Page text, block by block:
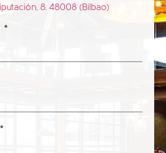
8. 48008 (Bilbao)